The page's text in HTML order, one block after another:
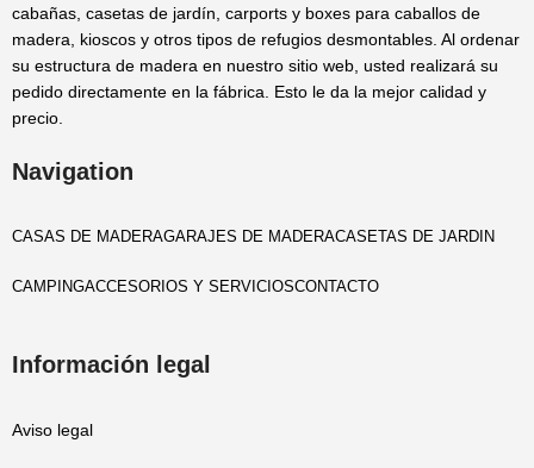
cabañas, casetas de jardín, carports y boxes para caballos de
madera, kioscos y otros tipos de refugios desmontables. Al ordenar
su estructura de madera en nuestro sitio web, usted realizará su
pedido directamente en la fábrica. Esto le da la mejor calidad y
precio.
Navigation
CASAS DE MADERAGARAJES DE MADERACASETAS DE JARDIN
CAMPINGACCESORIOS Y SERVICIOSCONTACTO
Información legal
Aviso legal